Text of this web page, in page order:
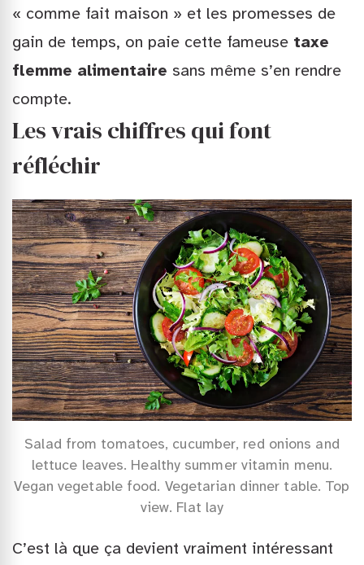
« comme fait maison » et les promesses de
gain de temps, on paie cette fameuse taxe
flemme alimentaire sans même s’en rendre
compte.
Les vrais chiffres qui font
réfléchir
Salad from tomatoes, cucumber, red onions and
lettuce leaves. Healthy summer vitamin menu.
Vegan vegetable food. Vegetarian dinner table. Top
view. Flat lay
C’est là que ça devient vraiment intéressant